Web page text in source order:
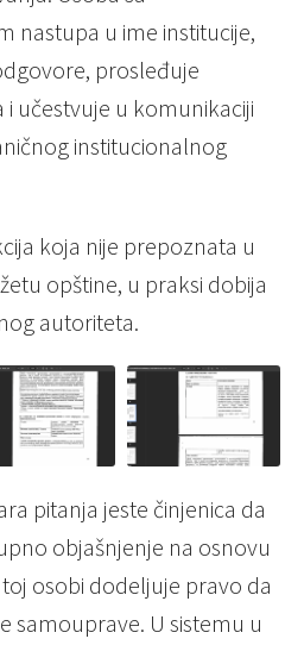
nastupa u ime institucije,
prosleđuje
učestvuje u komunikaciji
institucionalnog
koja nije prepoznata u
opštine, u praksi dobija
autoriteta.
pitanja jeste činjenica da
objašnjenje na osnovu
osobi dodeljuje pravo da
samouprave. U sistemu u